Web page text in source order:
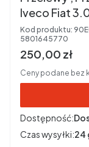
Iveco Fiat
Kod produktu:
5801645770
Cena brutto
250,00 zł
Ceny podane bez
Dostępność:
Czas wysyłki:24